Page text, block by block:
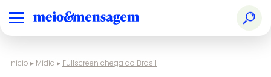
Início ▸ Mídia ▸ Fullscreen chega ao Brasil